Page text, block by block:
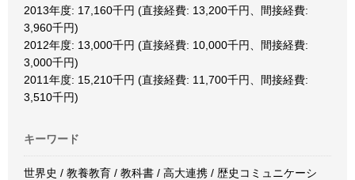
2013年度: 17,160千円 (直接経費: 13,200千円、間接経費:
3,960千円)
2012年度: 13,000千円 (直接経費: 10,000千円、間接経費:
3,000千円)
2011年度: 15,210千円 (直接経費: 11,700千円、間接経費:
3,510千円)
キーワード
世界史 / 教養教育 / 教科書 / 高大連携 / 歴史コミュニケーシ